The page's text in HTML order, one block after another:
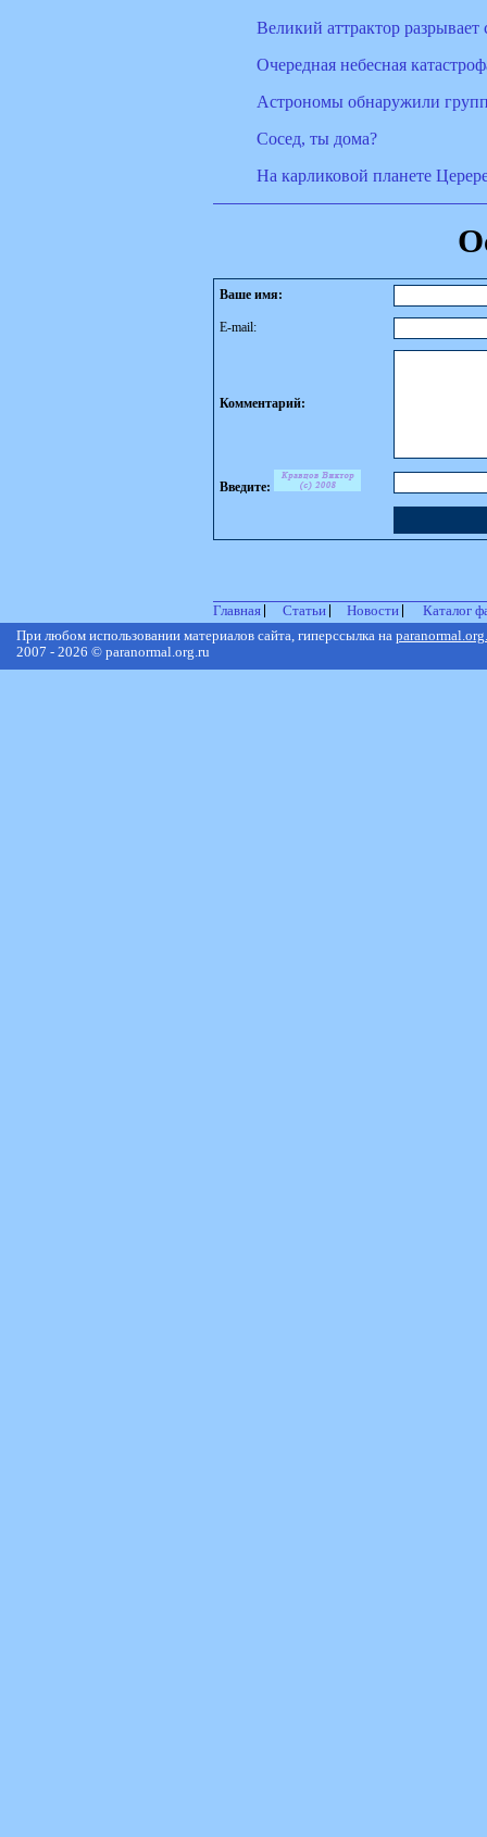
Великий аттрактор
Очередная небесная
Астрономы обнаружили
Сосед, ты дома?
На карликовой планете
Ваше имя:
E-mail:
Комментарий:
Введите:
Главная Статьи Новости
Каталог
При любом использовании материалов сайта, гиперссылка на
2007 - 2026 © paranormal.org.ru